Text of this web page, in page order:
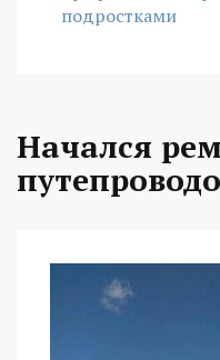
подростками
Начался